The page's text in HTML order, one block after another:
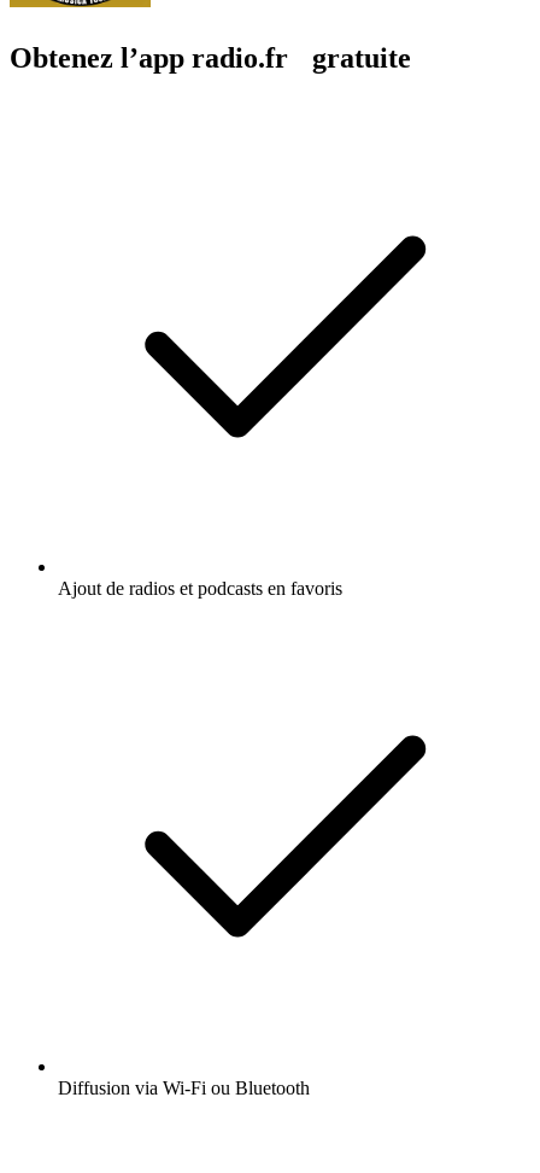
Obtenez l’app radio.fr gratuite
Ajout de radios et podcasts en favoris
Diffusion via Wi-Fi ou Bluetooth